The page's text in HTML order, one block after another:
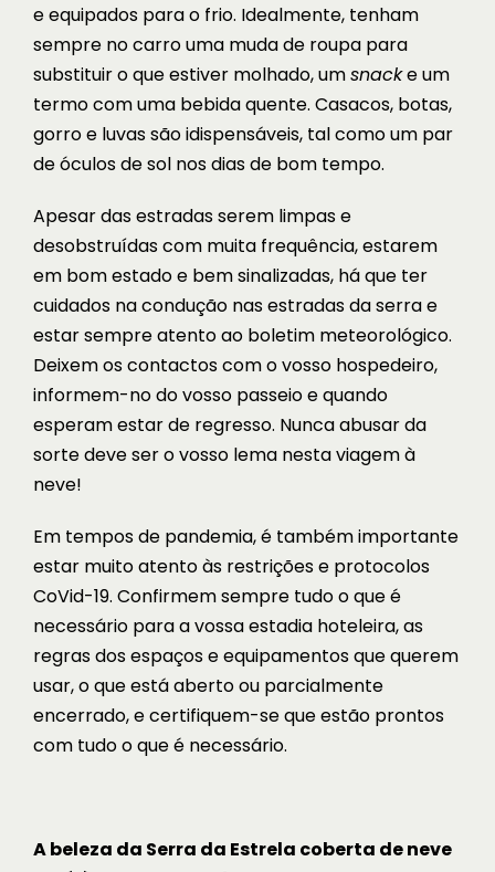
e equipados para o frio. Idealmente, tenham
sempre no carro uma muda de roupa para
substituir o que estiver molhado, umsnacke um
termo com uma bebida quente. Casacos, botas,
gorro e luvas são idispensáveis, tal como um par
de óculos de sol nos dias de bom tempo.
Apesar das estradas serem limpas e
desobstruídas com muita frequência, estarem
em bom estado e bem sinalizadas, há que ter
cuidados na condução nas estradas da serra e
estar sempre atento ao boletim meteorológico.
Deixem os contactos com o vosso hospedeiro,
informem-no do vosso passeio e quando
esperam estar de regresso. Nunca abusar da
sorte deve ser o vosso lema nesta viagem à
neve!
Em tempos de pandemia, é também importante
estar muito atento às restrições e protocolos
CoVid-19. Confirmem sempre tudo o que é
necessário para a vossa estadia hoteleira, as
regras dos espaços e equipamentos que querem
usar, o que está aberto ou parcialmente
encerrado, e certifiquem-se que estão prontos
com tudo o que é necessário.
A beleza da Serra da Estrela coberta de neve